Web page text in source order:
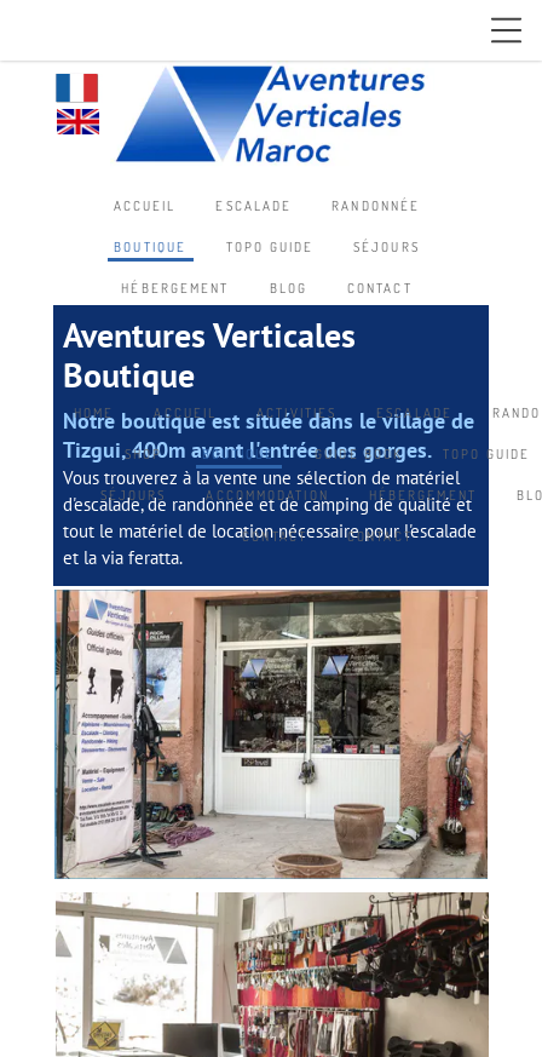
ACCUEIL ESCALADE RANDONNÉE
BOUTIQUE TOPO GUIDE SÉJOURS
HÉBERGEMENT BLOG CONTACT
HOME ACCUEIL ACTIVITIES ESCALADE
SHOP BOUTIQUE GUIDE BOOK TOPO GUIDE
SÉJOURS ACCOMMODATION HÉBERGEMENT
CONTACT CONTACT
Aventures Verticales
Boutique
Notre boutique est située dans le village de
Tizgui, 400m avant l'entrée des gorges.
Vous trouverez à la vente une sélection de matériel
d'escalade, de randonnée et de camping de qualité et
tout le matériel de location nécessaire pour l'escalade
et la via feratta.